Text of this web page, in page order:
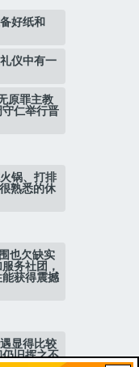
好纸和
仪中有一
原罪主教
仁举行晋
锅、打排
熟悉的休
也欠缺实
务社团，
获得震撼
显得比较
旧挥之不